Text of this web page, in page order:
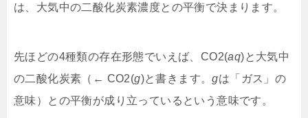
は、大気中の二酸化炭素濃度との平衡で決まります。
先ほどの4種類の存在形態でいえば、CO2(aq)と大気中
の二酸化炭素（← CO2(g)と書きます。gは「ガス」の
意味）との平衡が成り立っているという意味です。